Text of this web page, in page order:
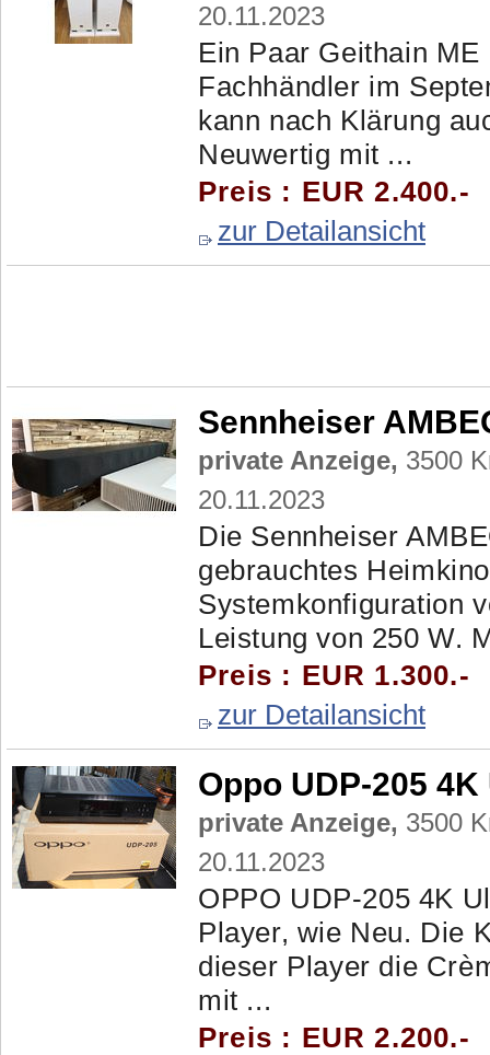
20.11.2023
Ein Paar Geithain
Fachhändler im
kann nach Klärung
Neuwertig mit ...
Preis : EUR 2.400.-
zur Detailansicht
Sennheiser
private Anzeige, 3500
20.11.2023
Die Sennheiser
gebrauchtes
Systemkonfiguration
Leistung von 250 W.
Preis : EUR 1.300.-
zur Detailansicht
Oppo UDP-205
private Anzeige, 3500
20.11.2023
OPPO UDP-205 4K
Player, wie Neu. Die
dieser Player die
mit ...
Preis : EUR 2.200.-